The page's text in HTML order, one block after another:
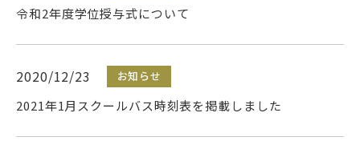
令和2年度学位授与式について
2020/12/23 お知らせ
2021年1月スクールバス時刻表を掲載しました